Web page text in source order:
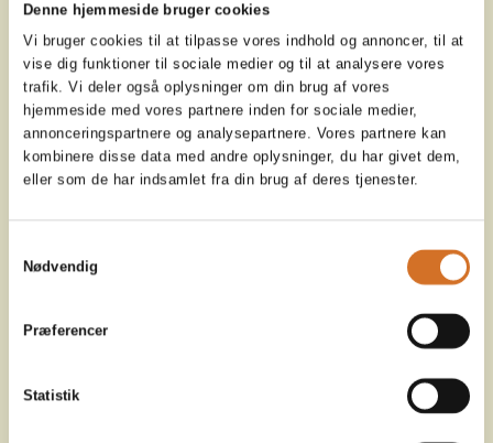
Denne hjemmeside bruger cookies
Vi bruger cookies til at tilpasse vores indhold og annoncer, til at
vise dig funktioner til sociale medier og til at analysere vores
trafik. Vi deler også oplysninger om din brug af vores
hjemmeside med vores partnere inden for sociale medier,
annonceringspartnere og analysepartnere. Vores partnere kan
kombinere disse data med andre oplysninger, du har givet dem,
eller som de har indsamlet fra din brug af deres tjenester.
Nødvendig
Præferencer
Statistik